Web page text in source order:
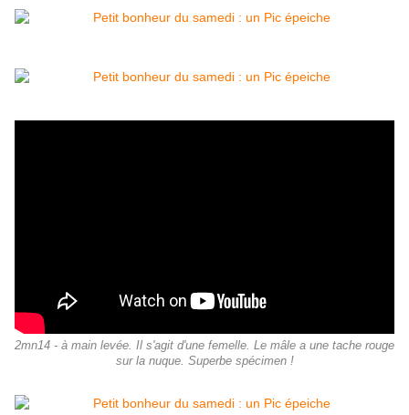
2mn14 - à main levée. Il s'agit d'une femelle. Le mâle a une tache rouge
sur la nuque. Superbe spécimen !